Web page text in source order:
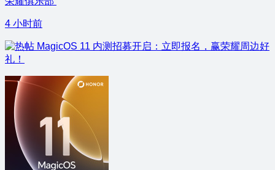
4 小时前
MagicOS 11 内测招募开启：立即报名，赢荣耀周边好
礼！